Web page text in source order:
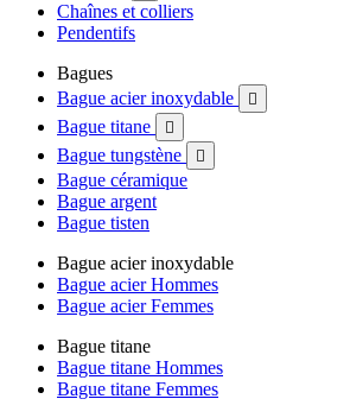
Chaînes et colliers
Pendentifs
Bagues
Bague acier inoxydable

Bague titane 
Bague tungstène 
Bague céramique
Bague argent
Bague tisten
Bague acier inoxydable
Bague acier Hommes
Bague acier Femmes
Bague titane
Bague titane Hommes
Bague titane Femmes